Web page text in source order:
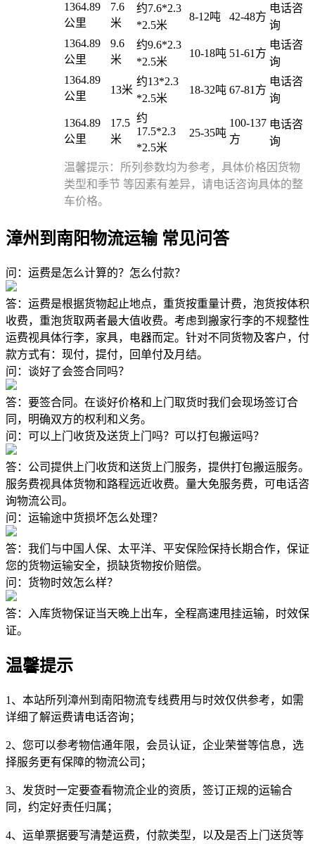
1364.89
公里
7.6
米
约7.6*2.3
*2.5米
8-12吨 42-48方
电话咨
询
1364.89
公里
9.6
米
约9.6*2.3
*2.5米
10-18吨 51-61方
电话咨
询
1364.89
公里
13米
约13*2.3
*2.5米
18-32吨 67-81方
电话咨
询
1364.89
公里
17.5
米
约
17.5*2.3
*2.5米
25-35吨
100-137
方
电话咨
询
温馨提示：所列参数均为参考，具体价格因货物
类型和季节 等因素有差异，请电话咨询具体的整
车价格。
漳州到南阳物流运输 常见问答
问：运费是怎么计算的？怎么付款？
答：运费是根据货物起止地点，重货按重量计费，泡货按体积
收费，重泡货取两者最大值收费。考虑到搬家行李的不规整性
运费视具体行李，家具，电器而定。针对不同货物及客户，付
款方式有：现付，提付，回单付及月结。
问：谈好了会签合同吗？
答：要签合同。在谈好价格和上门取货时我们会现场签订合
同，明确双方的权利和义务。
问：可以上门收货及送货上门吗？可以打包搬运吗？
答：公司提供上门收货和送货上门服务，提供打包搬运服务。
服务费视具体货物和路程远近收费。量大免服务费，可电话咨
询物流公司。
问：运输途中货损坏怎么处理？
答：我们与中国人保、太平洋、平安保险保持长期合作，保证
您的货物运输安全，损缺货物按价赔偿。
问：货物时效怎么样？
答：入库货物保证当天晚上出车，全程高速甩挂运输，时效保
证。
温馨提示
1、本站所列漳州到南阳物流专线费用与时效仅供参考，如需
详细了解运费请电话咨询；
2、您可以参考物信通年限，会员认证，企业荣誉等信息，选
择服务更有保障的物流公司；
3、发货时一定要查看物流企业的资质，签订正规的运输合
同，约定好责任归属；
4、运单票据要写清楚运费，付款类型，以及是否上门送货等